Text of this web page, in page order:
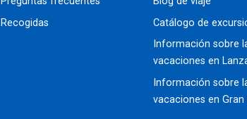
Recogidas
Catálogo de
Información sobre
vacaciones en
Información sobre
vacaciones en Gran